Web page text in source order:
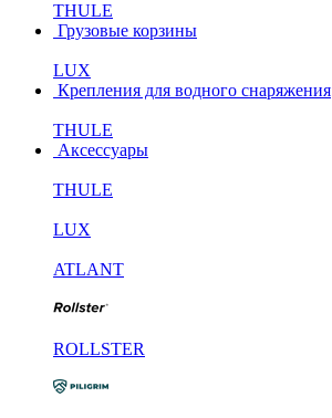
THULE
Грузовые корзины
LUX
Крепления для водного снаряжения
THULE
Аксессуары
THULE
LUX
ATLANT
ROLLSTER